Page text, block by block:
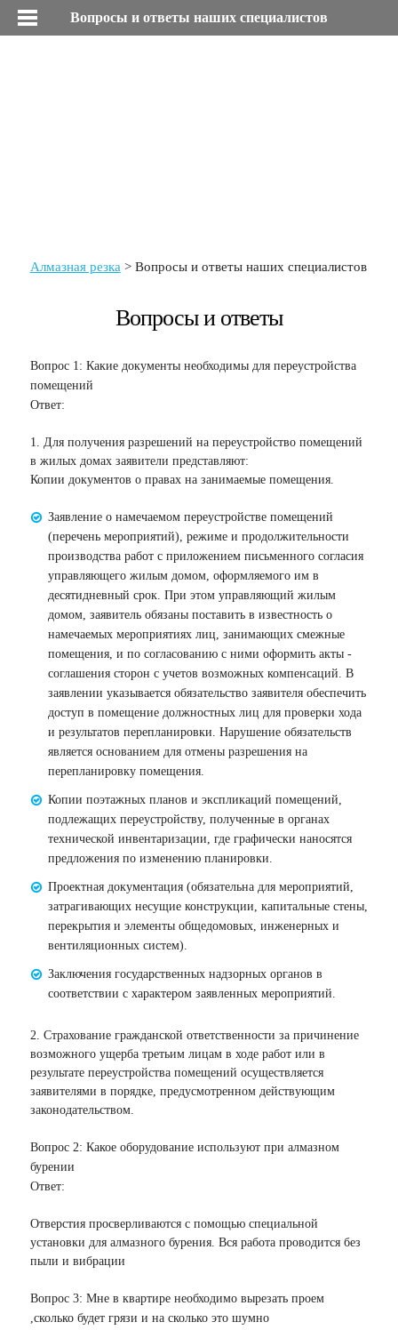
Вопросы и ответы наших специалистов
+7 (495) 203-63-03
Алмазная резка Вопросы и ответы наших специалистов
Вопросы и ответы
Вопрос 1: Какие документы необходимы для переустройства
помещений
Ответ:
1. Для получения разрешений на переустройство помещений
в жилых домах заявители представляют:
Копии документов о правах на занимаемые помещения.
Заявление о намечаемом переустройстве помещений
(перечень мероприятий), режиме и продолжительности
производства работ с приложением письменного согласия
управляющего жилым домом, оформляемого им в
десятидневный срок. При этом управляющий жилым
домом, заявитель обязаны поставить в известность о
намечаемых мероприятиях лиц, занимающих смежные
помещения, и по согласованию с ними оформить акты -
соглашения сторон с учетов возможных компенсаций. В
заявлении указывается обязательство заявителя обеспечить
доступ в помещение должностных лиц для проверки хода
и результатов перепланировки. Нарушение обязательств
является основанием для отмены разрешения на
перепланировку помещения.
Копии поэтажных планов и экспликаций помещений,
подлежащих переустройству, полученные в органах
технической инвентаризации, где графически наносятся
предложения по изменению планировки.
Проектная документация (обязательна для мероприятий,
затрагивающих несущие конструкции, капитальные стены,
перекрытия и элементы общедомовых, инженерных и
вентиляционных систем).
Заключения государственных надзорных органов в
соответствии с характером заявленных мероприятий.
2. Страхование гражданской ответственности за причинение
возможного ущерба третьим лицам в ходе работ или в
результате переустройства помещений осуществляется
заявителями в порядке, предусмотренном действующим
законодательством.
Вопрос 2: Какое оборудование используют при алмазном
бурении
Ответ:
Отверстия просверливаются с помощью специальной
установки для алмазного бурения. Вся работа проводится без
пыли и вибрации
Вопрос 3: Мне в квартире необходимо вырезать проем
,сколько будет грязи и на сколько это шумно